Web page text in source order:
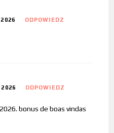
ODPOWIEDZ
ODPOWIEDZ
bonus de boas vindas